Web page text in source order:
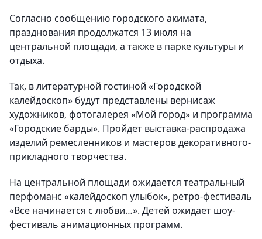
Согласно сообщению городского акимата,
празднования продолжатся 13 июля на
центральной площади, а также в парке культуры и
отдыха.
Так, в литературной гостиной «Городской
калейдоскоп» будут представлены вернисаж
художников, фотогалерея «Мой город» и программа
«Городские барды». Пройдет выставка-распродажа
изделий ремесленников и мастеров декоративного-
прикладного творчества.
На центральной площади ожидается театральный
перфоманс «калейдоскоп улыбок», ретро-фестиваль
«Все начинается с любви…». Детей ожидает шоу-
фестиваль анимационных программ.